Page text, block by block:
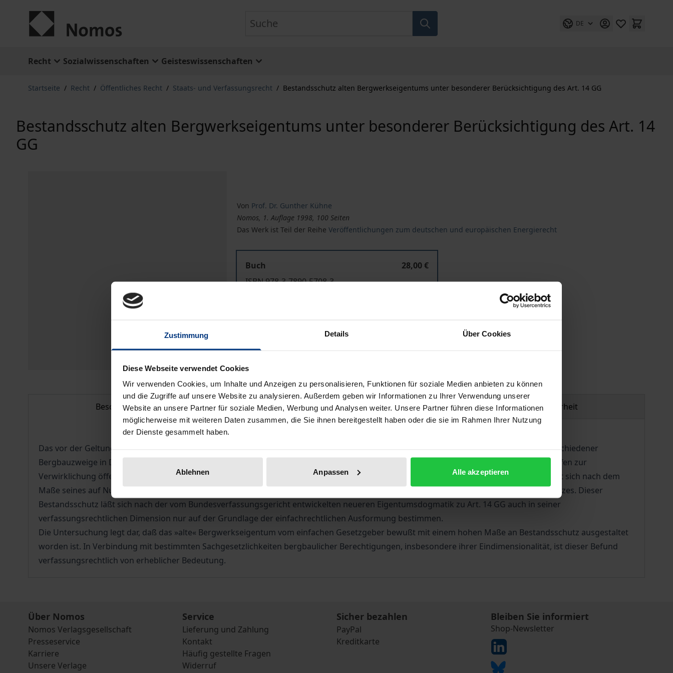
Zustimmung Details Über Cookies
Diese Webseite verwendet Cookies
Wir verwenden Cookies, um Inhalte und Anzeigen zu personalisieren, Funktionen für soziale Medien anbieten zu können
und die Zugriffe auf unsere Website zu analysieren. Außerdem geben wir Informationen zu Ihrer Verwendung unserer
Website an unsere Partner für soziale Medien, Werbung und Analysen weiter. Unsere Partner führen diese Informationen
möglicherweise mit weiteren Daten zusammen, die Sie ihnen bereitgestellt haben oder die sie im Rahmen Ihrer Nutzung
der Dienste gesammelt haben.
Ablehnen Anpassen Alle akzeptieren
DE
Recht Sozialwissenschaften Geisteswissenschaften
Startseite / Recht / Öffentliches Recht / Staats- und Verfassungsrecht / Bestandsschutz alten Bergwerkseigentums unter besonderer Berücksichtigung des Art. 14 GG
Bestandsschutz alten Bergwerkseigentums unter besonderer Berücksichtigung des Art. 14
GG
Von Prof. Dr. Gunther Kühne
Nomos, 1. Auflage 1998, 100 Seiten
Das Werk ist Teil der ReiheVeröffentlichungen zum deutschen und europäischen Energierecht
Buch
28,00 €
ISBN 978-3-7890-5708-3
In den Warenkorb Zur Wunschliste hinzufügen
Beschreibung Bibliografische Angaben Produktsicherheit
Das vor der Geltung des Bundesberggesetzes (BBergG) verliehene, sogenannte alte Bergwerkseigentum ist die rechtliche Grundlage verschiedener
Bergbauzweige in Deutschland, insbesondere auch des Steinkohlebergbaus. Seine Durchsetzungsfähigkeit gegenüber staatlichen Eingriffen zur
Verwirklichung öffentlicher Interessen (z.B. aus Motiven des Umwelt-, oder des grundeigentümerbezogenen Oberflächenschutzes) richtet sich nach dem
Maße seines auf Nutzungserhaltung gerichteten rechtlichen wie auch seines auf Werterhaltung zielenden wirtschaftlichen Bestandsschutzes. Dieser
Bestandsschutz läßt sich nach der vom Bundesverfassungsgericht entwickelten neueren Eigentumsdogmatik zu Art. 14 GG auch in seiner
verfassungsrechtlichen Dimension nur auf der Grundlage der einfachrechtlichen Ausformung bestimmen.
Die Untersuchung legt dar, daß das »alte« Bergwerkseigentum vom einfachen Gesetzgeber bewußt mit einem hohen Maße an Bestandsschutz ausgestaltet
worden ist. In Verbindung mit bestimmten Sachgesetzlichkeiten bergbaulicher Berechtigungen, insbesondere ihrer Eindimensionalität, ist dieser Befund
verfassungsrechtlich von erheblicher Bedeutung.
Über Nomos
Nomos Verlagsgesellschaft
Presseservice
Karriere
Unsere Verlage
Service
Lieferung und Zahlung
Kontakt
Häufig gestellte Fragen
Widerruf
Sicher bezahlen
PayPal
Kreditkarte
Bleiben Sie informiert
Shop-Newsletter